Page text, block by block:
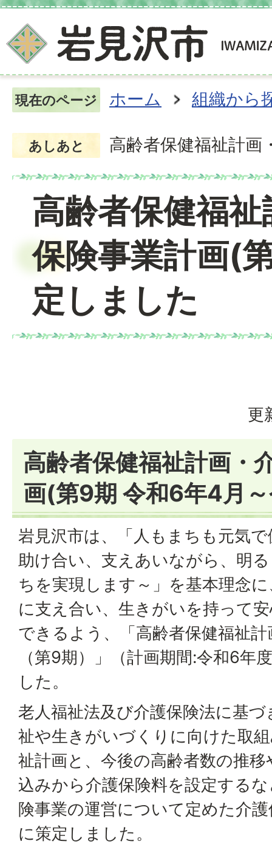
現在のページ ホーム 組織から
あしあと 高齢者保健福祉計画
高齢者保健福
保険事業計画(
定しました
更
高齢者保健福祉計画・
画(第9期 令和6年4月
岩見沢市は、「人もまちも元気
助け合い、支えあいながら、明
ちを実現します～」を基本理念
に支え合い、生きがいを持って
できるよう、「高齢者保健福祉
（第9期）」（計画期間:令和6年
した。
老人福祉法及び介護保険法に基
祉や生きがいづくりに向けた取
祉計画と、今後の高齢者数の推
込みから介護保険料を設定する
険事業の運営について定めた介
に策定しました。